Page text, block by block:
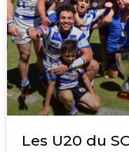
Les U20 du